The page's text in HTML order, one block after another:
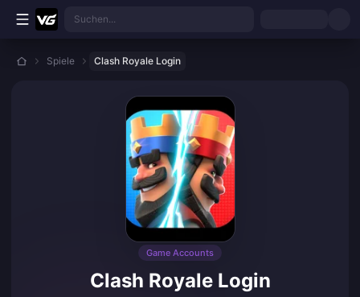
Zum Hauptinhalt springen
Suchen...
Spiele Clash Royale Login
Game Accounts
Clash Royale Login